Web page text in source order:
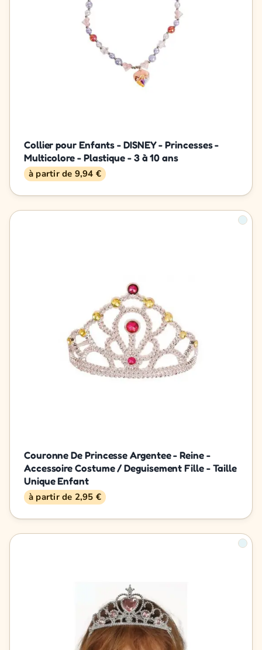
Collier pour Enfants - DISNEY - Princesses -
Multicolore - Plastique - 3 à 10 ans
à partir de 9,94 €
Couronne De Princesse Argentee - Reine -
Accessoire Costume / Deguisement Fille - Taille
Unique Enfant
à partir de 2,95 €